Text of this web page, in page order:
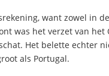
want zowel in
was het verzet van
Het belette echter
als Portugal.